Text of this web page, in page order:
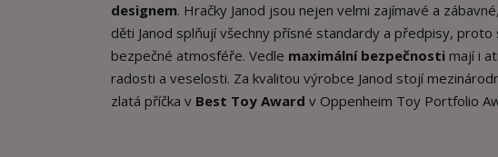
designem. Hračky Janod jsou nejen velmi zajímavé a
děti Janod splňují všechny přísné standardy a předpisy,
bezpečné atmosféře. Vedle maximální bezpečnosti mají i
radosti a veselosti. Za kvalitou výrobce Janod stojí
zlatá příčka v Best Toy Award v Oppenheim Toy Portfolio